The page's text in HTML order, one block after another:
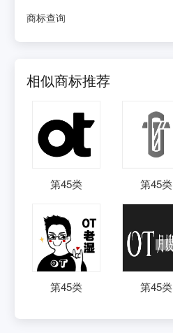
商标查询
相似商标推荐
第45类 第45类
第45类 第45类